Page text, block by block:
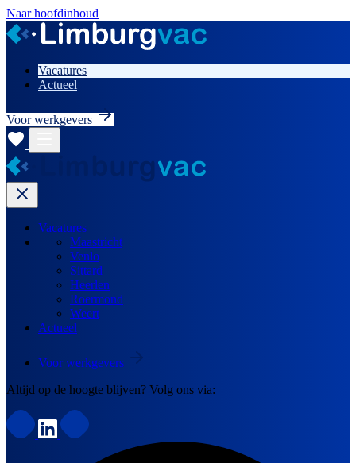
Naar hoofdinhoud
Vacatures
Actueel
Voor werkgevers
Vacatures
Maastricht
Venlo
Sittard
Heerlen
Roermond
Weert
Actueel
Voor werkgevers
Altijd op de hoogte blijven? Volg ons via: